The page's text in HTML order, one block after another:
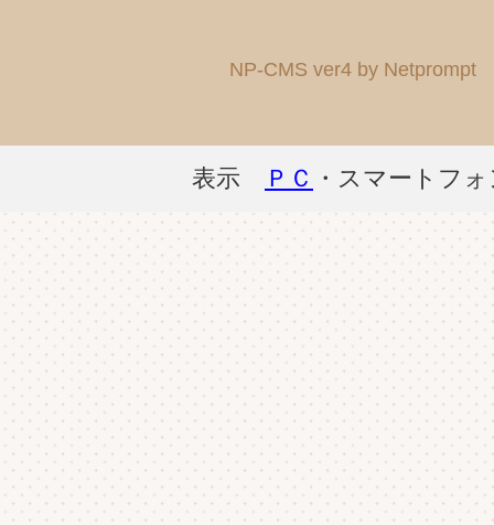
NP-CMS ver4 by Netprompt
表示 ＰＣ ・スマートフ